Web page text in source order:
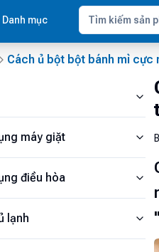
Danh mục
Cách ủ bột bột bánh mì cực
máy giặt
điều hòa
lạnh